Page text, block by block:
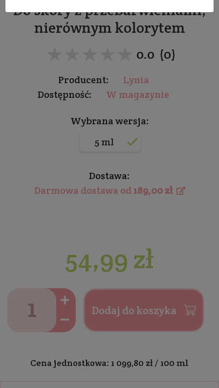
Do skóry z przebarwieniami,
nierównym kolorytem
0.0 (0)
Producent:
Lynia
Dostępność:
W magazynie
Wybrana wersja:
5 ml
Dostawa:
Darmowa dostawa od189,00 zł
54,99 zł
Dodaj do koszyka
Cena jednostkowa: 1 099,80 zł / 100 ml